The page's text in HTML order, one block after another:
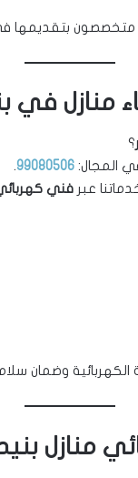
متخصصون بتقديمها
منازل في
؟
المجال: 99080506
.
عبر فني
وضمان
منازل